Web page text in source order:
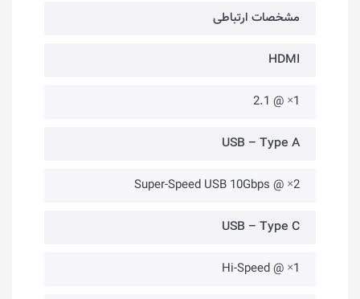
مشخصات ارتباطی
HDMI
1× @ 2.1
USB – Type A
2× @ Super-Speed USB 10Gbps
USB – Type C
1× @ Hi-Speed